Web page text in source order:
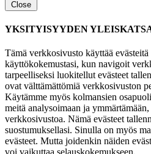
Close
YKSITYISYYDEN
Tämä verkkosivusto käyttää evästeitä
käyttökokemustasi, kun navigoit
tarpeelliseksi luokitellut evästeet
ovat välttämättömiä verkkosivuston
Käytämme myös kolmansien
meitä analysoimaan ja
verkkosivustoa. Nämä evästeet
suostumuksellasi. Sinulla on myös
evästeet. Mutta joidenkin näiden